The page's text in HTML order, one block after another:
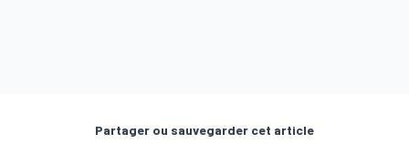
Partager ou sauvegarder cet article